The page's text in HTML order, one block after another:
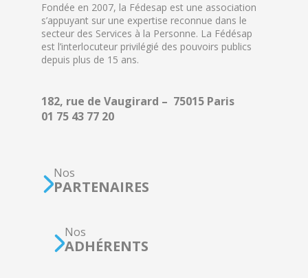
Fondée en 2007, la Fédesap est une association
s’appuyant sur une expertise reconnue dans le
secteur des Services à la Personne. La Fédésap
est l’interlocuteur privilégié des pouvoirs publics
depuis plus de 15 ans.
182, rue de Vaugirard – 75015 Paris
01 75 43 77 20
Nos
PARTENAIRES
Nos
ADHÉRENTS